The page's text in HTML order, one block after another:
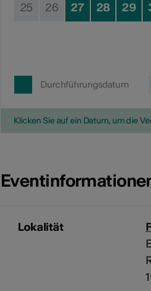
25 26 27 28 29
Durchführungsdatum
Klicken Sie auf ein Datum, um die
Lokalität